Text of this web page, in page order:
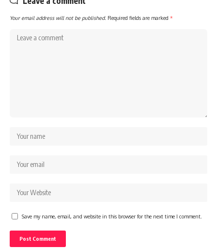
Your email address will not be published. Required fields are marked *
Save my name, email, and website in this browser for the next time I comment.